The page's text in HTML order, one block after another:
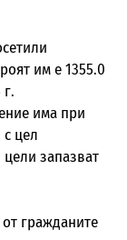
им е 1355.0
има при
с цел
цели запазват
гражданите